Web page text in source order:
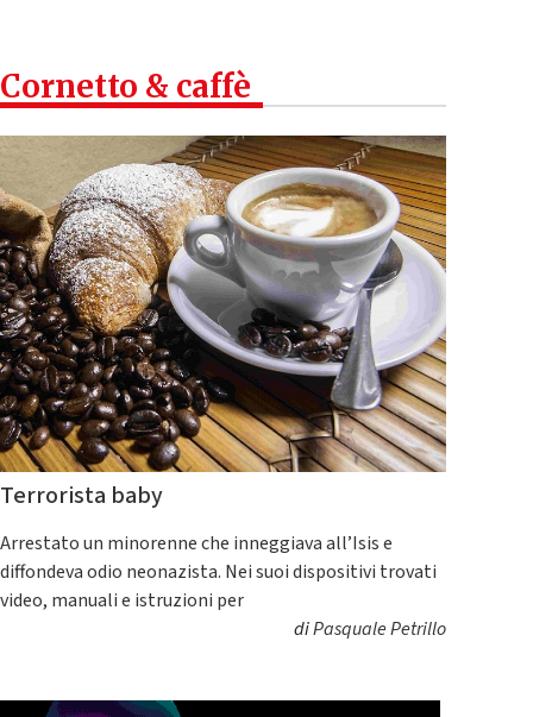
Cornetto & caffè
Terrorista baby
Arrestato un minorenne che inneggiava all’Isis e
diffondeva odio neonazista. Nei suoi dispositivi trovati
video, manuali e istruzioni per
diPasquale Petrillo